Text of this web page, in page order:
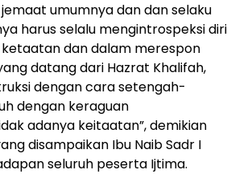
umumnya dan dan selaku
harus selalu mengintrospeksi diri
dan dalam merespon
datang dari Hazrat Khalifah,
dengan cara setengah-
dengan keraguan
adanya keitaatan”, demikian
disampaikan Ibu Naib Sadr I
seluruh peserta Ijtima.